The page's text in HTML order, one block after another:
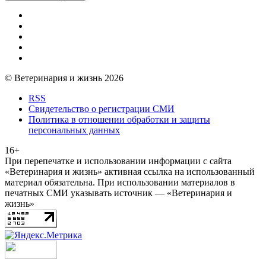
© Ветеринария и жизнь 2026
RSS
Свидетельство о регистрации СМИ
Политика в отношении обработки и защиты
персональных данных
16+
При перепечатке и использовании информации с сайта
«Ветеринария и жизнь» активная ссылка на использованный
материал обязательна. При использовании материалов в
печатных СМИ указывать источник — «Ветеринария и
жизнь»